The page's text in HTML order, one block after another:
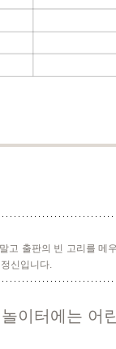
고 출판의 빈 고리를 메
신입니다.
이터에는 어